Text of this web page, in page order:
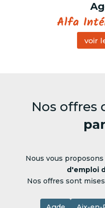
Alfa
voir
Nos offres
Nous vous
d'emploi
Nos offres sont